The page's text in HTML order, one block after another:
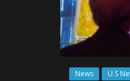
News U.S